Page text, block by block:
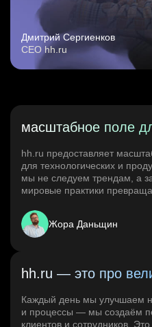
Дмитрий Сергиенков
CEO hh.ru
масштабное поле
hh.ru предоставляет
для технологических и
мы не следуем трендам, а
мировые практики
Жора Даньщин
hh.ru — это про
Каждый день мы улучшаем
и процессы — мы создаём
клиентов и сотрудников.